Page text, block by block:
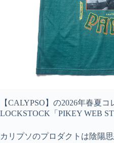
【CALYPSO】の2026年春夏
LOCKSTOCK「PIKEY WEB
カリプソのプロダクトは陰陽